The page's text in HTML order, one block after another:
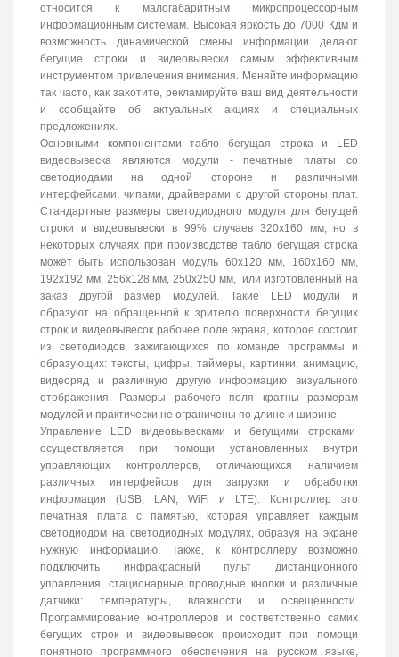
относится к малогабаритным микропроцессорным
информационным системам. Высокая яркость до 7000 Кдм и
возможность динамической смены информации делают
бегущие строки и видеовывески самым эффективным
инструментом привлечения внимания. Меняйте информацию
так часто, как захотите, рекламируйте ваш вид деятельности
и сообщайте об актуальных акциях и специальных
предложениях.
Основными компонентами табло бегущая строка и LED
видеовывеска являются модули - печатные платы со
светодиодами на одной стороне и различными
интерфейсами, чипами, драйверами с другой стороны плат.
Стандартные размеры светодиодного модуля для бегущей
строки и видеовывески в 99% случаев 320х160 мм, но в
некоторых случаях при производстве табло бегущая строка
может быть использован модуль 60х120 мм, 160х160 мм,
192х192 мм, 256х128 мм, 250х250 мм, или изготовленный на
заказ другой размер модулей. Такие LED модули и
образуют на обращенной к зрителю поверхности бегущих
строк и видеовывесок рабочее поле экрана, которое состоит
из светодиодов, зажигающихся по команде программы и
образующих: тексты, цифры, таймеры, картинки, анимацию,
видеоряд и различную другую информацию визуального
отображения. Размеры рабочего поля кратны размерам
модулей и практически не ограничены по длине и ширине.
Управление LED видеовывесками и бегущими строками
осуществляется при помощи установленных внутри
управляющих контроллеров, отличающихся наличием
различных интерфейсов для загрузки и обработки
информации (USB, LAN, WiFi и LTE). Контроллер это
печатная плата с памятью, которая управляет каждым
светодиодом на светодиодных модулях, образуя на экране
нужную информацию. Также, к контроллеру возможно
подключить инфракрасный пульт дистанционного
управления, стационарные проводные кнопки и различные
датчики: температуры, влажности и освещенности.
Программирование контроллеров и соответственно самих
бегущих строк и видеовывесок происходит при помощи
понятного программного обеспечения на русском языке,